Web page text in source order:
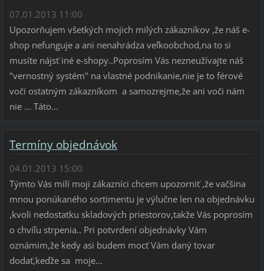
07.01.2013 11:00
Upozorňujem všetkých mojich milých zákazníkov ,že náš e-
shop nefunguje a ani nenahrádza veľkoobchod,na to si
musíte nájsť iné e-shopy..Poprosím Vás nezneužívajte náš
"vernostný systém" na vlastné podnikanie,nie je to férové
voči ostatným zákazníkom a samozrejme,že ani voči nám
nie ... Táto...
Termíny objednávok
04.01.2013 15:00
Týmto Vás milí moji zákazníci chcem upozorniť ,že vačšina
mnou ponúkaného sortimentu je výlučne len na objednávku
,kvoli nedostatku skladových priestorov,takže Vás poprosím
o chvíľu strpenia.. Pri potvrdení objednávky Vám
oznámim,že kedy asi budem mocť Vám daný tovar
dodať,keďže sa moje...